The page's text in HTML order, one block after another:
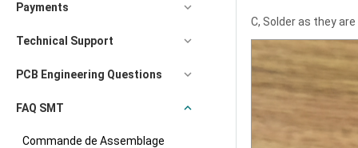
C, Solder as they
Payments
Technical Support
PCB Engineering Questions
FAQ SMT
Commande de Assemblage